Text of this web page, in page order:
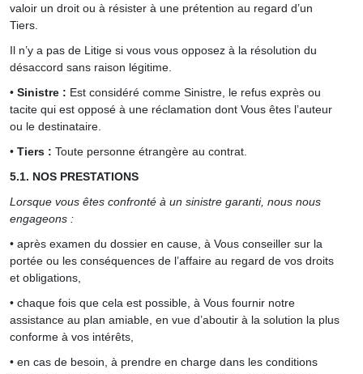
valoir un droit ou à résister à une prétention au regard d’un
Tiers.
Il n’y a pas de Litige si vous vous opposez à la résolution du
désaccord sans raison légitime.
• Sinistre : Est considéré comme Sinistre, le refus exprès ou
tacite qui est opposé à une réclamation dont Vous êtes l’auteur
ou le destinataire.
• Tiers : Toute personne étrangère au contrat.
5.1. NOS PRESTATIONS
Lorsque vous êtes confronté à un sinistre garanti, nous nous
engageons :
• après examen du dossier en cause, à Vous conseiller sur la
portée ou les conséquences de l’affaire au regard de vos droits
et obligations,
• chaque fois que cela est possible, à Vous fournir notre
assistance au plan amiable, en vue d’aboutir à la solution la plus
conforme à vos intérêts,
• en cas de besoin, à prendre en charge dans les conditions